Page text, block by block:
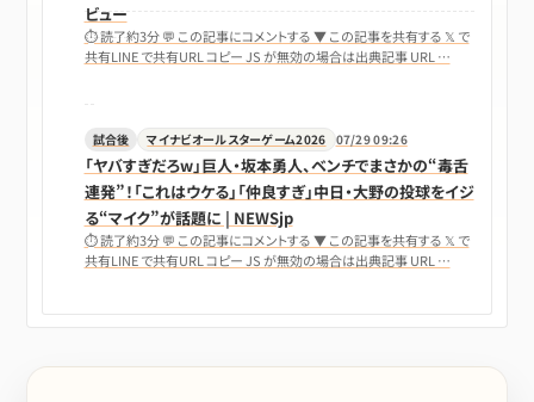
ビュー
⏱ 読了約3分 💬 この記事にコメントする ▼ この記事を共有する 𝕏 で
共有LINE で共有URL コピー JS が無効の場合は出典記事 URL …
試合後 マイナビオールスターゲーム2026 07/29 09:26
「ヤバすぎだろw」巨人・坂本勇人、ベンチでまさかの“毒舌
連発”！「これはウケる」「仲良すぎ」中日・大野の投球をイジ
る“マイク”が話題に | NEWSjp
⏱ 読了約3分 💬 この記事にコメントする ▼ この記事を共有する 𝕏 で
共有LINE で共有URL コピー JS が無効の場合は出典記事 URL …